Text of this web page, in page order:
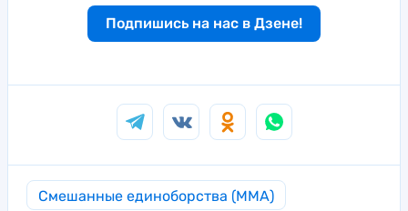
Подпишись на нас в Дзене!
Смешанные единоборства (MMA)